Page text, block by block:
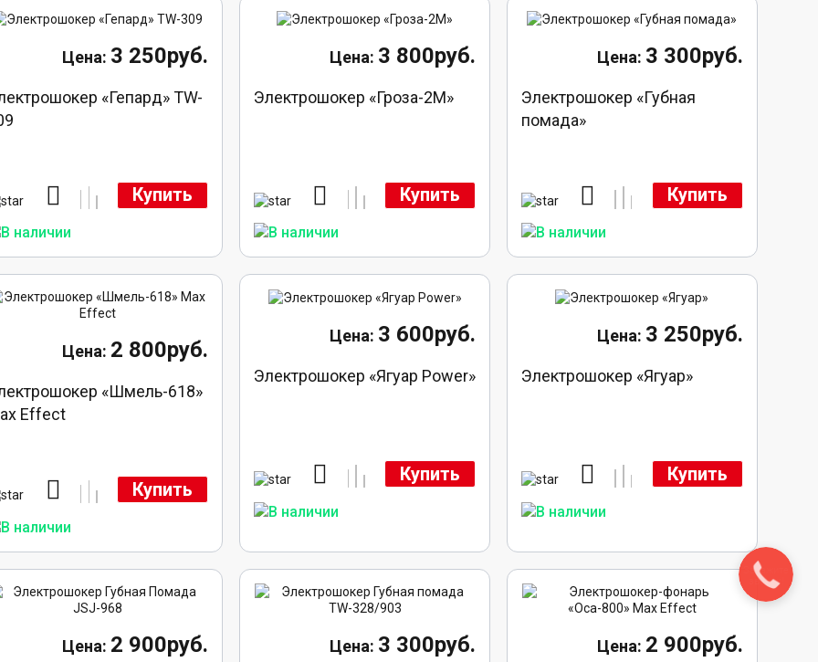
3 250руб.
«Гепард» TW-
Купить
3 800руб.
Электрошокер «Гроза-2М»
Купить
3 300руб.
Электрошокер «Губная
помада»
Купить
2 800руб.
«Шмель-618»
Effect
Купить
3 600руб.
Электрошокер «Ягуар Power»
Купить
3 250руб.
Электрошокер «Ягуар»
Купить
2 900руб. 3 300руб. 2 900руб.
Закажите
звонок!